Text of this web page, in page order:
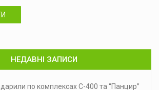
НЕДАВНІ ЗАПИСИ
по комплексах С-400 та “Панцир”